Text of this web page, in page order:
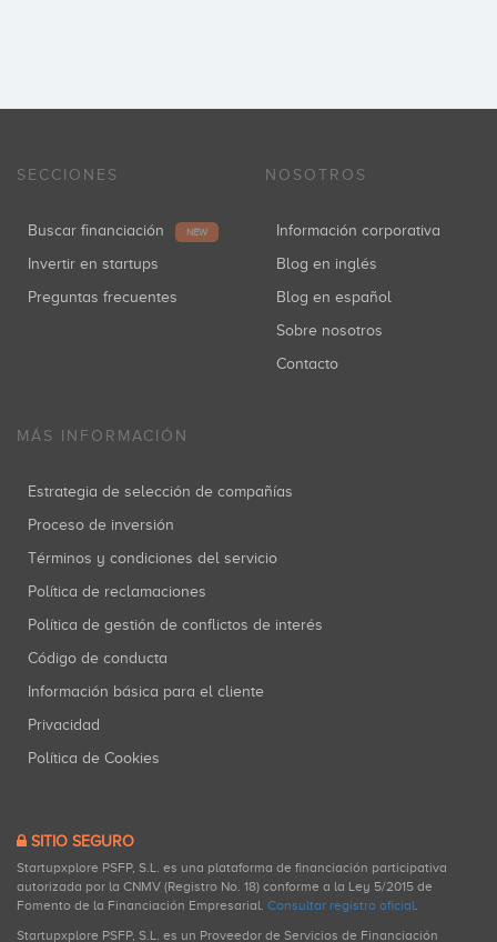
SECCIONES
Buscar financiación NEW
Invertir en startups
Preguntas frecuentes
NOSOTROS
Información corporativa
Blog en inglés
Blog en español
Sobre nosotros
Contacto
MÁS INFORMACIÓN
Estrategia de selección de compañías
Proceso de inversión
Términos y condiciones del servicio
Política de reclamaciones
Política de gestión de conflictos de interés
Código de conducta
Información básica para el cliente
Privacidad
Política de Cookies
SITIO SEGURO
Startupxplore PSFP, S.L. es una plataforma de financiación participativa
autorizada por la CNMV (Registro No. 18) conforme a la Ley 5/2015 de
Fomento de la Financiación Empresarial. Consultar registro oficial.
Startupxplore PSFP, S.L. es un Proveedor de Servicios de Financiación